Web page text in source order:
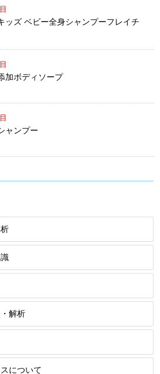
ッズ ベビー全身シャンプーフレイチ
加ボディソープ
ャンプー
解析
について